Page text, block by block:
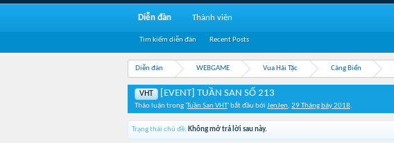
Diễn đàn WEBGAME Vua Hải Tặc Cảng Biển
VHT [EVENT] TUẦN SAN SỐ 213
Thảo luận trong 'Tuần San VHT' bắt đầu bởi JenJen, 29 Tháng bảy 2018.
Trạng thái chủ đề: Không mở trả lời sau này.
Diễn đàn
Tìm kiếm diễn đàn Recent Posts
Thành viên